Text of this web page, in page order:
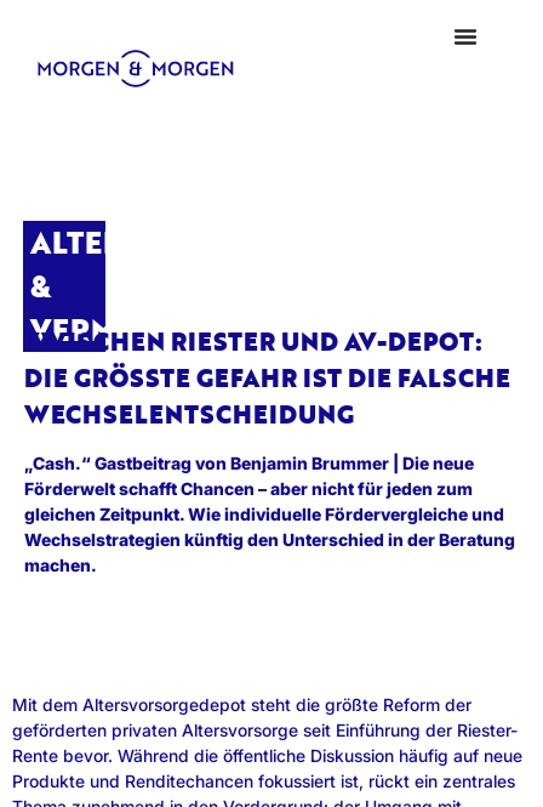
ALTER
&
VERMÖGEN
ZWISCHEN RIESTER UND AV-DEPOT:
DIE GRÖSSTE GEFAHR IST DIE FALSCHE W
ECHSELENTSCHEIDUNG
„Cash.“ Gastbeitrag von Benjamin Brummer | Die neue
Förderwelt schafft Chancen – aber nicht für jeden zum
gleichen Zeitpunkt. Wie individuelle Fördervergleiche und
Wechselstrategien künftig den Unterschied in der Beratung
machen.
Mit dem Altersvorsorgedepot steht die größte Reform der
geförderten privaten Altersvorsorge seit Einführung der Riester-
Rente bevor. Während die öffentliche Diskussion häufig auf neue
Produkte und Renditechancen fokussiert ist, rückt ein zentrales